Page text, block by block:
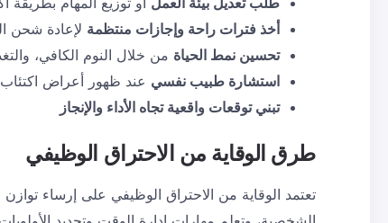
أخذ فترات راحة وإجازات منتظمة لإعادة شحن
تحسين نمط الحياة من خلال النوم الكافي،
استشارة طبيب نفسي عند ظهور أعراض اكتئاب
تبني توقعات واقعية تجاه الأداء والإنجاز
طرق الوقاية من الاحتراق الوظيفي
تعتمد الوقاية من الاحتراق الوظيفي على إرساء